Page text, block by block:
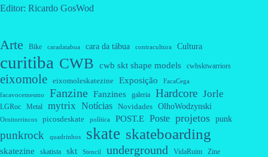
Editor: Ricardo GosWod
Arte Bike caradatabua cara da tábua contracultura Cultura
curitiba CWB cwb skt shape models cwbsktwarriors
eixomole eixomoleskatezine Exposição FacaCega
facavocemesmo Fanzine Fanzines galeria Hardcore Jorle
LGRoc Metal mytrix Notícias Novidades OlhoWodzynski
Ornitorrincos picosdeskate política POST.E Poste projetos punk
punkrock quadrinhos skate skateboarding
skatezine skatista skt Stencil underground VidaRuim Zine